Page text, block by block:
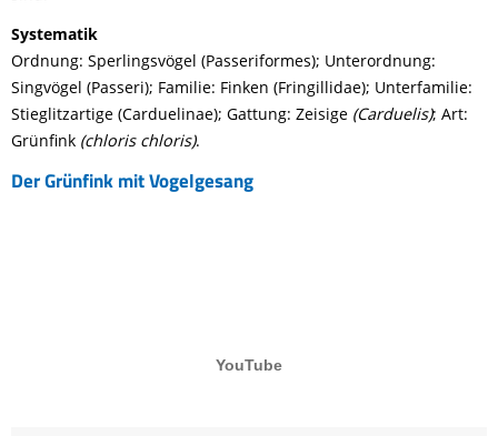
Systematik
Ordnung: Sperlingsvögel (Passeriformes); Unterordnung:
Singvögel (Passeri); Familie: Finken (Fringillidae); Unterfamilie:
Stieglitzartige (Carduelinae); Gattung: Zeisige (Carduelis); Art:
Grünfink (chloris chloris).
Der Grünfink mit Vogelgesang